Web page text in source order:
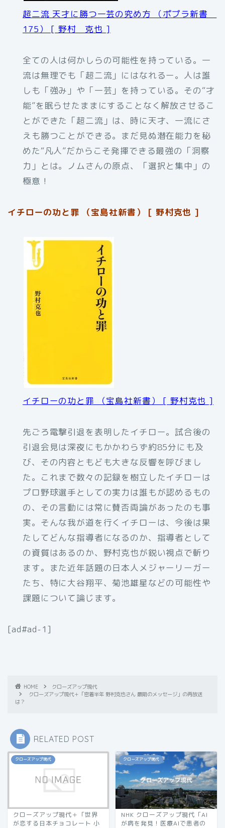
超二流 天才に勝つ一芸の究め方 （ポプラ新書
175） [ 野村 克也 ]
全ての人は何かしらの可能性を持っている。一
流は無理でも「超二流」にはなれるー。人は誰
しも「強み」や「一芸」を持っている。その“才
能”を眠らせたままにすることなく解放させるこ
とができた「超二流」は、時に天才、一流にさ
えも勝つことができる。まだ見ぬ潜在能力を秘
めた“凡人”だからこそ発揮できる最強の「洞察
力」とは。ノムさんの原点、「選択と集中」の
極意！
イチローの功と罪 （宝島社新書） [ 野村克也 ]
イチローの功と罪 （宝島社新書） [ 野村克也 ]
先ごろ電撃引退を表明したイチロー。試合後の
引退会見は深夜にもかかわらず約85分にも及
び、その内容ともども大きな反響を呼びまし
た。これまで数々の記録を樹立したイチローは
プロ野球選手としての実力は誰もが認めるもの
の、その言動には常に賛否両論があったのも事
実。そんな我が道を行くイチローは、今後は果
たしてどんな指導者になるのか、指導者として
の資質はあるのか、野村克也が鋭い視点で斬り
ます。また近年話題の日本人メジャーリーガー
たち、特に大谷翔平、菊池雄星などの可能性や
課題について論じます。
[ad#ad-1]
HOME
クローズアップ現代
クローズアップ現代＋「密着半年 野村克也さん 最期のメッセージ」の再放送
は？
RELATED POST
クローズアップ現代
クローズアップ現代＋「世界
が恋する日本チョコレート 小
クローズアップ現代
NHK クローズアップ現代「AI
が病を発見！医療AIで患者の